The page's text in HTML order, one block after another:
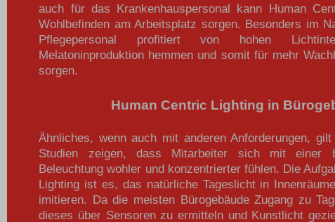
auch für das Krankenhauspersonal kann Human
Wohlbefinden am Arbeitsplatz sorgen. Besonders im
Pflegepersonal profitiert von hohen
Melatoninproduktion hemmen und somit für mehr
sorgen.
Human Centric Lighting in
Ähnliches, wenn auch mit anderen Anforderungen, gilt
Studien zeigen, dass Mitarbeiter sich mit einer
Beleuchtung wohler und konzentrierter fühlen. Die
Lighting ist es, das natürliche Tageslicht in
imitieren. Da die meisten Bürogebäude Zugang zu
dieses über Sensoren zu ermitteln und Kunstlicht